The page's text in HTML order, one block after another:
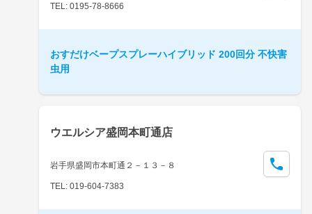
TEL: 0195-78-8666
おすだけベープスプレーハイブリッド 200回分 不快害
虫用
ウエルシア盛岡本町通店
岩手県盛岡市本町通２－１３－８
TEL: 019-604-7383